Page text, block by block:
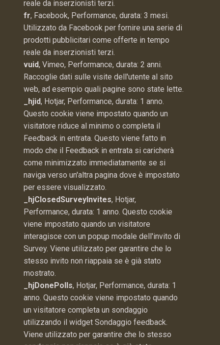
reale da inserzionisti terzi.
fr, Facebook, Performance, durata: 3 mesi.
Utilizzato da Facebook per fornire una serie di
prodotti pubblicitari come offerte in tempo
reale da inserzionisti terzi.
vuid, Vimeo, Performance, durata: 2 anni.
Raccoglie dati sulle visite dell'utente al sito
web, ad esempio quali pagine sono state lette.
_hjid, Hotjar, Performance, durata: 1 anno.
Questo cookie viene impostato quando un
visitatore riduce al minimo o completa il
Feedback in entrata. Questo viene fatto in
modo che il Feedback in entrata si caricherà
come minimizzato immediatamente se si
naviga verso un'altra pagina dove è impostato
per essere visualizzato.
_hjClosedSurveyInvites, Hotjar,
Performance, durata: 1 anno. Questo cookie
viene impostato quando un visitatore
interagisce con un popup modale dell'invito di
Survey. Viene utilizzato per garantire che lo
stesso invito non riappaia se è già stato
mostrato.
_hjDonePolls, Hotjar, Performance, durata: 1
anno. Questo cookie viene impostato quando
un visitatore completa un sondaggio
utilizzando il widget Sondaggio feedback.
Viene utilizzato per garantire che lo stesso